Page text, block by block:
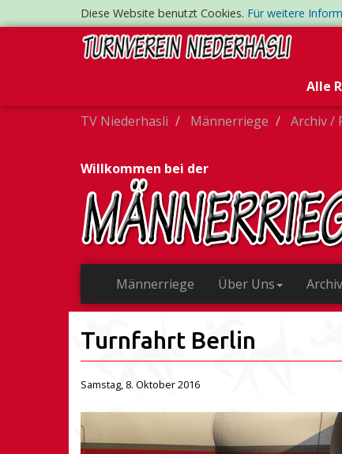
Diese Website benutzt Cookies. Für weitere
Alle
TV Niederhasli
Männerriege Archiv /
Willkommen bei der
Männerriege Über Uns
Turnfahrt Berlin
Samstag, 8. Oktober 2016